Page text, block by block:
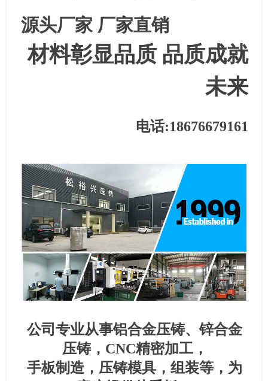
源头厂家 厂家直销
材料彰显品质 品质成就
未来
电话:18676679161
公司专业从事铝合金压铸、锌合金
压铸，CNC精密加工，
手板制造，压铸模具，组装等，为